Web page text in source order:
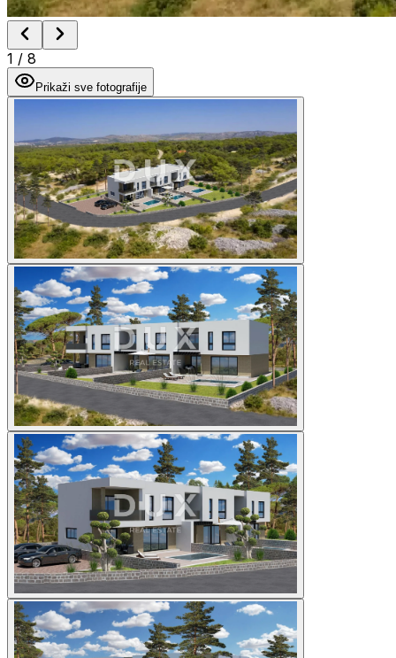
1 / 8
Prikaži sve fotografije